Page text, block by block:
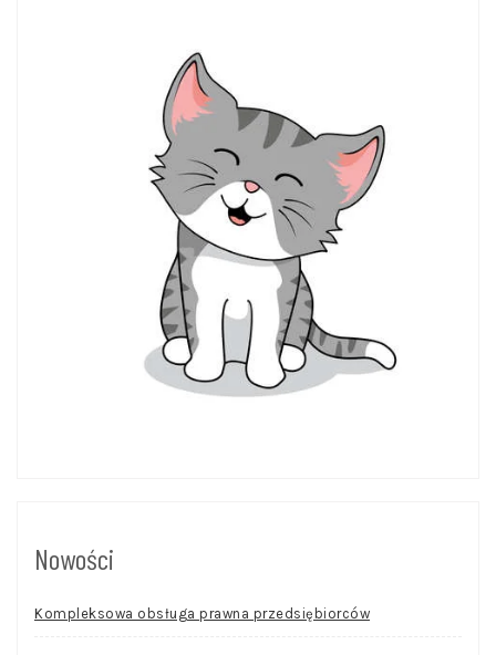
Nowości
Kompleksowa obsługa prawna przedsiębiorców